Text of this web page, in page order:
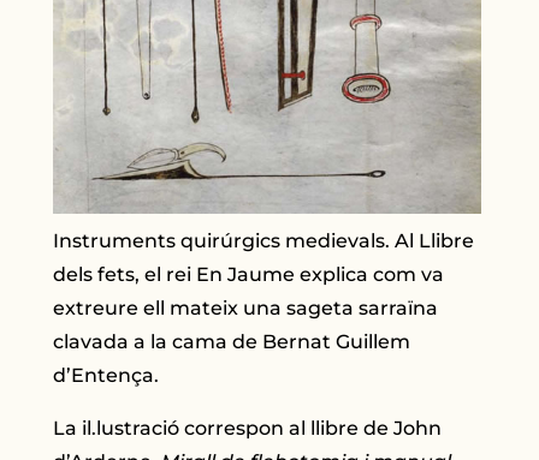
Instruments quirúrgics medievals. Al Llibre
dels fets, el rei En Jaume explica com va
extreure ell mateix una sageta sarraïna
clavada a la cama de Bernat Guillem
d’Entença.
La il.lustració correspon al llibre de John